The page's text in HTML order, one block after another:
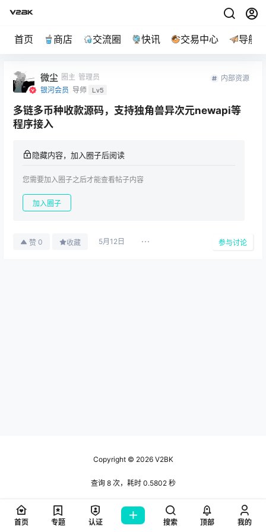
首页 商店 交流圈 快讯 交易中心 导航
微尘 圈主 管理员
银河会员 导师 Lv5
内部资源
多链多币种收款源码，支持独角兽异次元newapi等
程序接入
隐藏内容，加入圈子后阅读
您需要加入圈子之后才能查看帖子内容
加入圈子
赞 0 收藏 5月12日 参与讨论
Copyright © 2026V2BK
查询 8 次，耗时 0.5802 秒
首页 专题 认证 搜索 顶部 我的